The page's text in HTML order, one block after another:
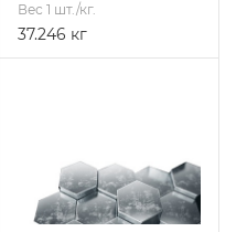
Вес 1 шт./кг.
37.246 кг